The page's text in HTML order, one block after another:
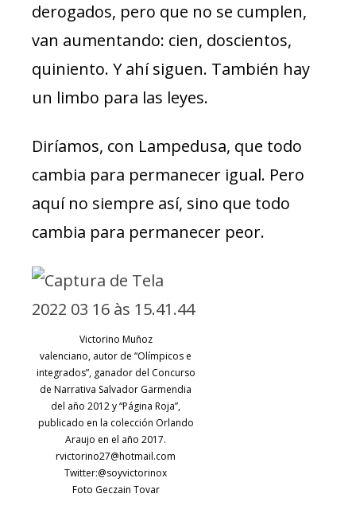
derogados, pero que no se cumplen,
van aumentando: cien, doscientos,
quiniento. Y ahí siguen. También hay
un limbo para las leyes.
Diríamos, con Lampedusa, que todo
cambia para permanecer igual. Pero
aquí no siempre así, sino que todo
cambia para permanecer peor.
Victorino Muñoz
valenciano, autor de “Olímpicos e
integrados”, ganador del Concurso
de Narrativa Salvador Garmendia
del año 2012 y “Página Roja”,
publicado en la colección Orlando
Araujo en el año 2017.
rvictorino27@hotmail.com
Twitter:@soyvictorinox
Foto Geczain Tovar